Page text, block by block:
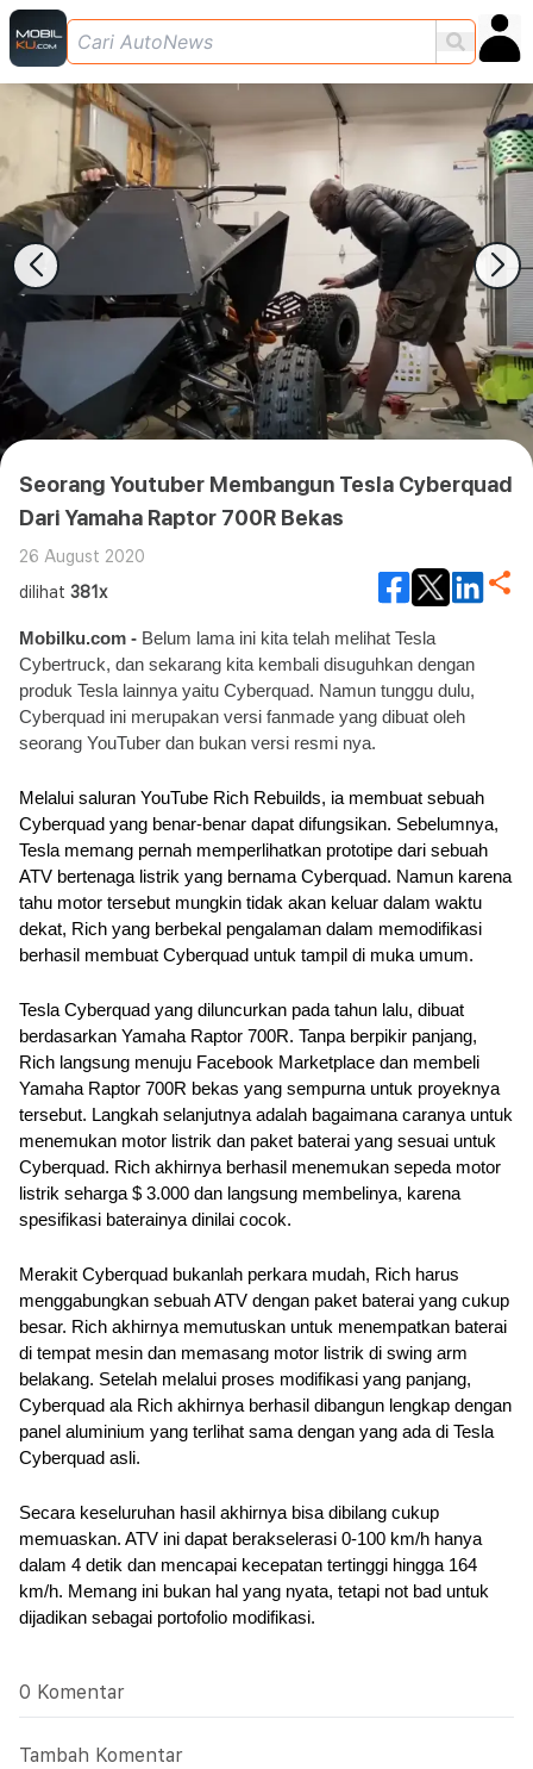
Seorang Youtuber Membangun Tesla Cyberquad
Dari Yamaha Raptor 700R Bekas
26 August 2020
dilihat 381x
Mobilku.com - Belum lama ini kita telah melihat Tesla
Cybertruck, dan sekarang kita kembali disuguhkan dengan
produk Tesla lainnya yaitu Cyberquad. Namun tunggu dulu,
Cyberquad ini merupakan versi fanmade yang dibuat oleh
seorang YouTuber dan bukan versi resmi nya.
Melalui saluran YouTube Rich Rebuilds, ia membuat sebuah
Cyberquad yang benar-benar dapat difungsikan. Sebelumnya,
Tesla memang pernah memperlihatkan prototipe dari sebuah
ATV bertenaga listrik yang bernama Cyberquad. Namun karena
tahu motor tersebut mungkin tidak akan keluar dalam waktu
dekat, Rich yang berbekal pengalaman dalam memodifikasi
berhasil membuat Cyberquad untuk tampil di muka umum.
Tesla Cyberquad yang diluncurkan pada tahun lalu, dibuat
berdasarkan Yamaha Raptor 700R. Tanpa berpikir panjang,
Rich langsung menuju Facebook Marketplace dan membeli
Yamaha Raptor 700R bekas yang sempurna untuk proyeknya
tersebut. Langkah selanjutnya adalah bagaimana caranya untuk
menemukan motor listrik dan paket baterai yang sesuai untuk
Cyberquad. Rich akhirnya berhasil menemukan sepeda motor
listrik seharga $ 3.000 dan langsung membelinya, karena
spesifikasi baterainya dinilai cocok.
Merakit Cyberquad bukanlah perkara mudah, Rich harus
menggabungkan sebuah ATV dengan paket baterai yang cukup
besar. Rich akhirnya memutuskan untuk menempatkan baterai
di tempat mesin dan memasang motor listrik di swing arm
belakang. Setelah melalui proses modifikasi yang panjang,
Cyberquad ala Rich akhirnya berhasil dibangun lengkap dengan
panel aluminium yang terlihat sama dengan yang ada di Tesla
Cyberquad asli.
Secara keseluruhan hasil akhirnya bisa dibilang cukup
memuaskan. ATV ini dapat berakselerasi 0-100 km/h hanya
dalam 4 detik dan mencapai kecepatan tertinggi hingga 164
km/h. Memang ini bukan hal yang nyata, tetapi not bad untuk
dijadikan sebagai portofolio modifikasi.
0 Komentar
Tambah Komentar